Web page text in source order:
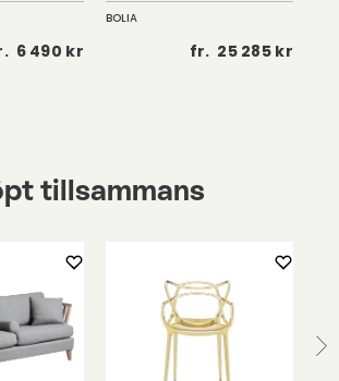
6 490 kr
BOLIA
fr. 25 285 kr
tillsammans